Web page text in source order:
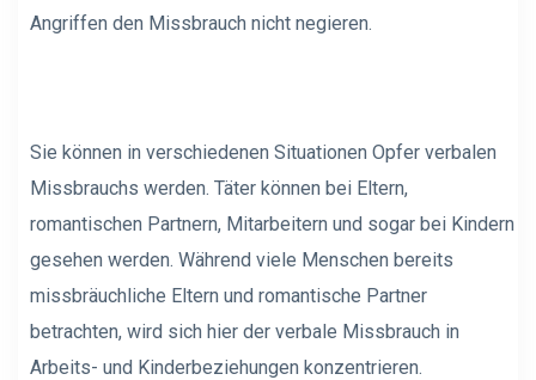
Angriffen den Missbrauch nicht negieren.
Sie können in verschiedenen Situationen Opfer verbalen
Missbrauchs werden. Täter können bei Eltern,
romantischen Partnern, Mitarbeitern und sogar bei Kindern
gesehen werden. Während viele Menschen bereits
missbräuchliche Eltern und romantische Partner
betrachten, wird sich hier der verbale Missbrauch in
Arbeits- und Kinderbeziehungen konzentrieren.